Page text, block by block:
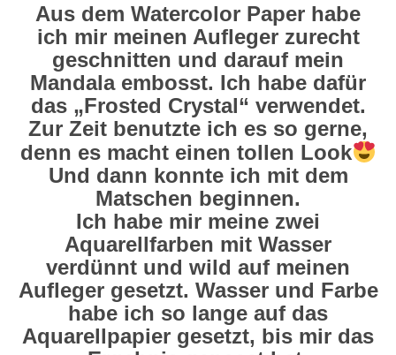
Aus dem Watercolor Paper habe
ich mir meinen Aufleger zurecht
geschnitten und darauf mein
Mandala embosst. Ich habe dafür
das „Frosted Crystal“ verwendet.
Zur Zeit benutzte ich es so gerne,
denn es macht einen tollen Look
Und dann konnte ich mit dem
Matschen beginnen.
Ich habe mir meine zwei
Aquarellfarben mit Wasser
verdünnt und wild auf meinen
Aufleger gesetzt. Wasser und Farbe
habe ich so lange auf das
Aquarellpapier gesetzt, bis mir das